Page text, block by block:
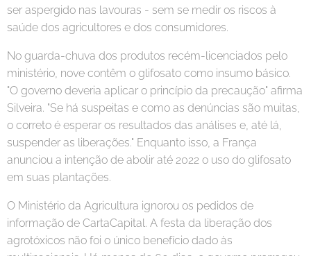
ser aspergido nas lavouras - sem se medir os riscos à
saúde dos agricultores e dos consumidores.
No guarda-chuva dos produtos recém-licenciados pelo
ministério, nove contêm o glifosato como insumo básico.
"O governo deveria aplicar o princípio da precaução" afirma
Silveira. "Se há suspeitas e como as denúncias são muitas,
o correto é esperar os resultados das análises e, até lá,
suspender as liberações." Enquanto isso, a França
anunciou a intenção de abolir até 2022 o uso do glifosato
em suas plantações.
O Ministério da Agricultura ignorou os pedidos de
informação de CartaCapital. A festa da liberação dos
agrotóxicos não foi o único benefício dado às